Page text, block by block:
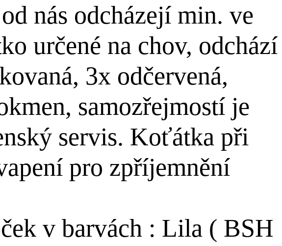
nás odcházejí min. ve
určené na chov, odchází
3x odčervená,
samozřejmostí je
servis. Koťátka při
pro zpříjemnění
v barvách : Lila ( BSH